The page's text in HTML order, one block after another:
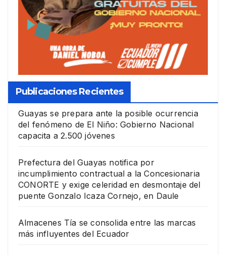
Publicaciones Recientes
Guayas se prepara ante la posible ocurrencia
del fenómeno de El Niño: Gobierno Nacional
capacita a 2.500 jóvenes
Prefectura del Guayas notifica por
incumplimiento contractual a la Concesionaria
CONORTE y exige celeridad en desmontaje del
puente Gonzalo Icaza Cornejo, en Daule
Almacenes Tía se consolida entre las marcas
más influyentes del Ecuador